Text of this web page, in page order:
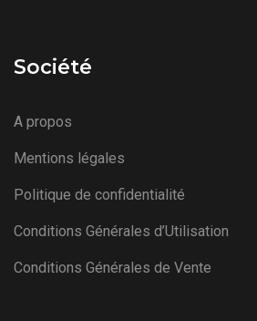
Société
A propos
Mentions légales
Politique de confidentialité
Conditions Générales d’Utilisation
Conditions Générales de Vente